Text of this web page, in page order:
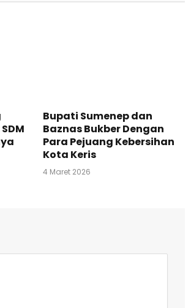
Bupati Sumenep dan
Baznas Bukber Dengan
Para Pejuang Kebersihan
Kota Keris
4 Maret 2026